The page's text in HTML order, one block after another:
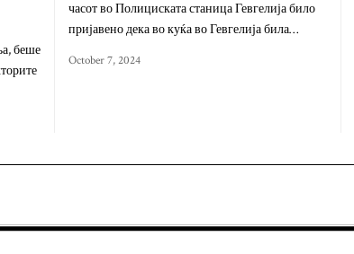
беше
часот во Полициската станица Гевгелија било
пријавено дека во куќа во Гевгелија била…
October 7, 2024